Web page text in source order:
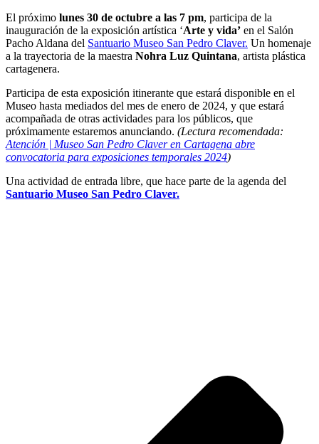
El próximo lunes 30 de octubre a las 7 pm, participa de la
inauguración de la exposición artística ‘Arte y vida’ en el Salón
Pacho Aldana del Santuario Museo San Pedro Claver. Un homenaje
a la trayectoria de la maestra Nohra Luz Quintana, artista plástica
cartagenera.
Participa de esta exposición itinerante que estará disponible en el
Museo hasta mediados del mes de enero de 2024, y que estará
acompañada de otras actividades para los públicos, que
próximamente estaremos anunciando. (Lectura recomendada:
Atención | Museo San Pedro Claver en Cartagena abre
convocatoria para exposiciones temporales 2024)
Una actividad de entrada libre, que hace parte de la agenda del
Santuario Museo San Pedro Claver.